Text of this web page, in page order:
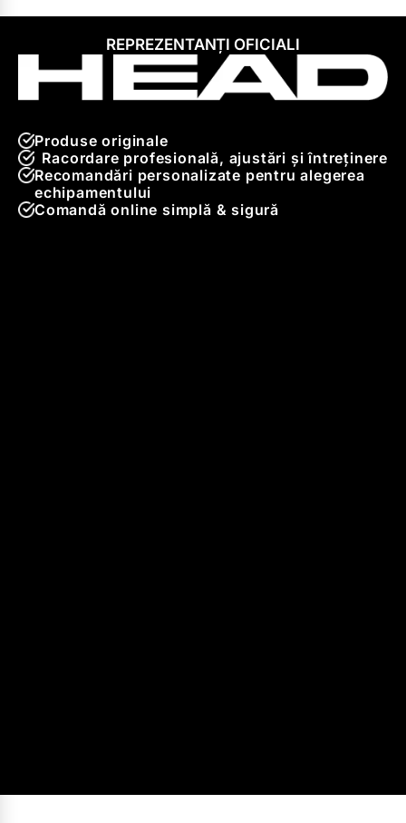
REPREZENTANȚI OFICIALI
Produse originale
Racordare profesională, ajustări și întreținere
Recomandări personalizate pentru alegerea
echipamentului
Comandă online simplă & sigură